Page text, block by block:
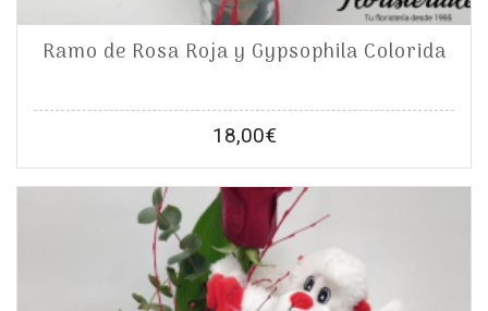
Ramo de Rosa Roja y Gypsophila Colorida
18,00€